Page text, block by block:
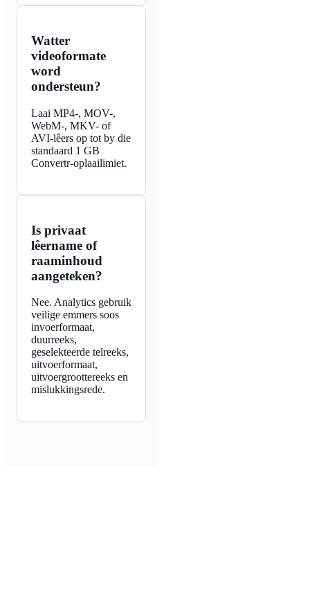
Watter
videoformate
word
ondersteun?
Laai MP4-, MOV-,
WebM-, MKV- of
AVI-lêers op tot by die
standaard 1 GB
Convertr-oplaailimiet.
Is privaat
lêername of
raaminhoud
aangeteken?
Nee. Analytics gebruik
veilige emmers soos
invoerformaat,
duurreeks,
geselekteerde telreeks,
uitvoerformaat,
uitvoergroottereeks en
mislukkingsrede.